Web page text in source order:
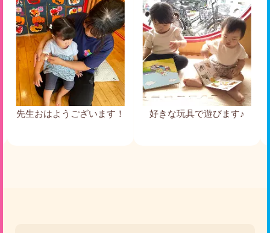
はようございます！ 好きな玩具で遊びます♪ 元気よ